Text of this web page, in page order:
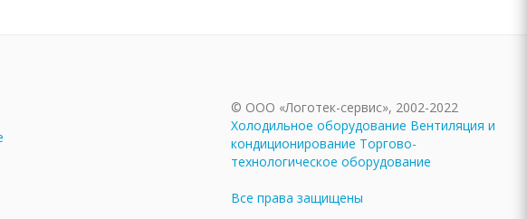
© ООО «Логотек-сервис», 2002-2022
Холодильное оборудование Вентиляция и
кондиционирование Торгово-
технологическое оборудование
Все права защищены